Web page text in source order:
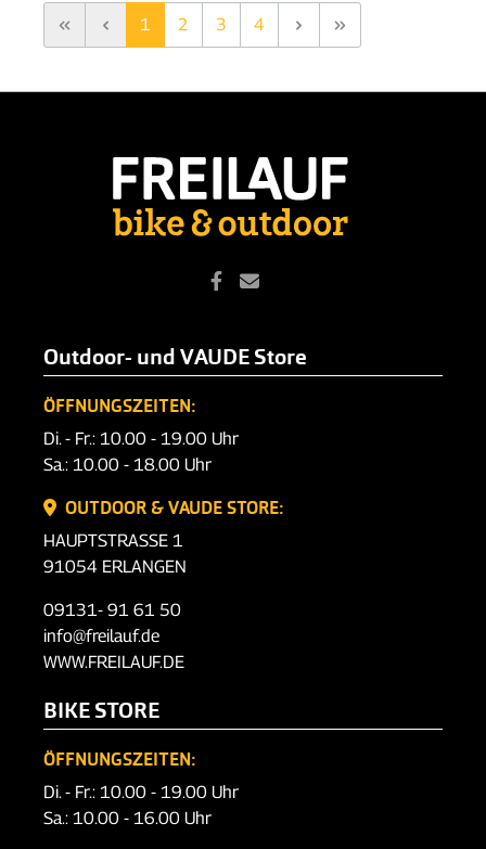
1 2 3 4
Outdoor- und VAUDE Store
ÖFFNUNGSZEITEN:
Di. - Fr.: 10.00 - 19.00 Uhr
Sa.: 10.00 - 18.00 Uhr
OUTDOOR & VAUDE STORE:
HAUPTSTRASSE 1
91054 ERLANGEN
09131- 91 61 50
info@freilauf.de
WWW.FREILAUF.DE
BIKE STORE
ÖFFNUNGSZEITEN:
Di. - Fr.: 10.00 - 19.00 Uhr
Sa.: 10.00 - 16.00 Uhr